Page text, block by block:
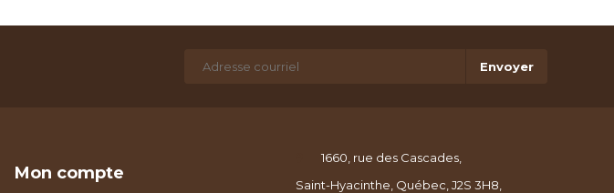
Envoyer
Mon compte
1660, rue des Cascades,
Saint-Hyacinthe, Québec, J2S 3H8,